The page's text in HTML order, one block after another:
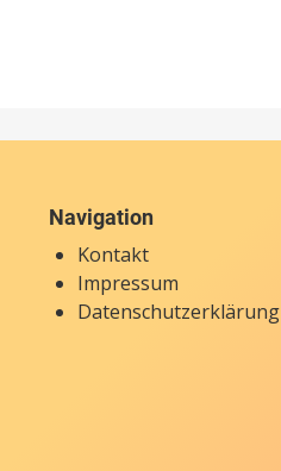
Navigation
Kontakt
Impressum
Datenschutzerklärung